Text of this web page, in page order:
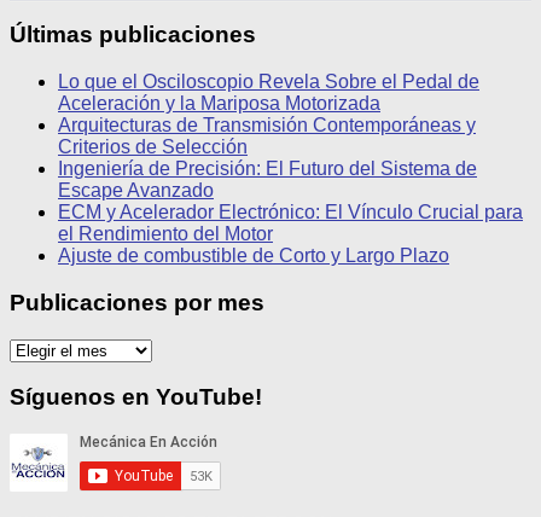
Últimas publicaciones
Lo que el Osciloscopio Revela Sobre el Pedal de
Aceleración y la Mariposa Motorizada
Arquitecturas de Transmisión Contemporáneas y
Criterios de Selección
Ingeniería de Precisión: El Futuro del Sistema de
Escape Avanzado
ECM y Acelerador Electrónico: El Vínculo Crucial para
el Rendimiento del Motor
Ajuste de combustible de Corto y Largo Plazo
Publicaciones por mes
Publicaciones
mes
Síguenos en YouTube!